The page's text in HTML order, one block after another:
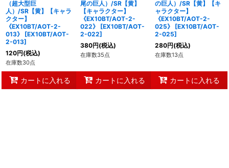
（超大型巨
人）/SR【黄】【キャラ
クター】
《EX10BT/AOT-2-
013》
[EX10BT/AOT-
2-013]
120円(税込)
在庫数30点
カートに入れる
尾の巨人）/SR【黄】
【キャラクター】
《EX10BT/AOT-2-
022》
[EX10BT/AOT-
2-022]
380円(税込)
在庫数35点
カートに入れる
の巨人）/SR【黄】【キ
ャラクター】
《EX10BT/AOT-2-
025》
[EX10BT/AOT-
2-025]
280円(税込)
在庫数13点
カートに入れる